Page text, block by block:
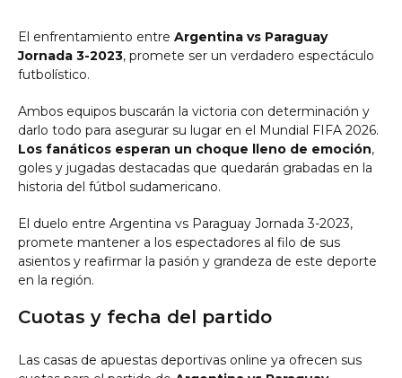
El enfrentamiento entre Argentina vs Paraguay
Jornada 3-2023, promete ser un verdadero espectáculo
futbolístico.
Ambos equipos buscarán la victoria con determinación y
darlo todo para asegurar su lugar en el Mundial FIFA 2026.
Los fanáticos esperan un choque lleno de emoción,
goles y jugadas destacadas que quedarán grabadas en la
historia del fútbol sudamericano.
El duelo entre Argentina vs Paraguay Jornada 3-2023,
promete mantener a los espectadores al filo de sus
asientos y reafirmar la pasión y grandeza de este deporte
en la región.
Cuotas y fecha del partido
Las casas de apuestas deportivas online ya ofrecen sus